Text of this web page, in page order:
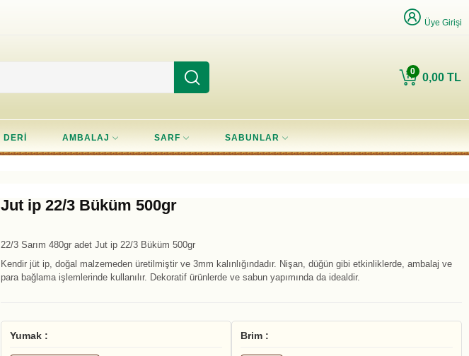
Üye Girişi
0,00 TL
0
DERI AMBALAJ SARF SABUNLAR
Jut ip 22/3 Büküm 500gr
22/3 Sarım 480gr adet Jut ip 22/3 Büküm 500gr
Kendir jüt ip, doğal malzemeden üretilmiştir ve 3mm kalınlığındadır. Nişan, düğün gibi etkinliklerde, ambalaj ve
para bağlama işlemlerinde kullanılır. Dekoratif ürünlerde ve sabun yapımında da idealdir.
Yumak : Brim :